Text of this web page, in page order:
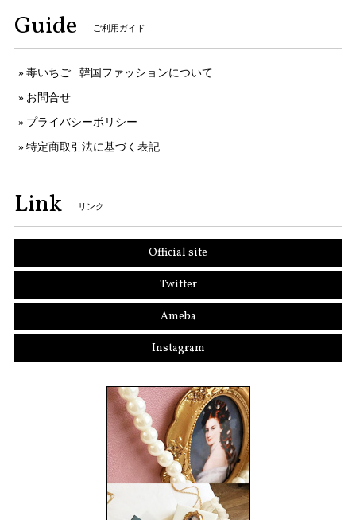
Guide ご利用ガイド
毒いちご | 韓国ファッションについて
お問合せ
プライバシーポリシー
特定商取引法に基づく表記
Link リンク
Official site
Twitter
Ameba
Instagram